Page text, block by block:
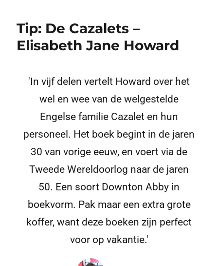
Tip: De Cazalets –
Elisabeth Jane Howard
'In vijf delen vertelt Howard over het
wel en wee van de welgestelde
Engelse familie Cazalet en hun
personeel. Het boek begint in de jaren
30 van vorige eeuw, en voert via de
Tweede Wereldoorlog naar de jaren
50. Een soort Downton Abby in
boekvorm. Pak maar een extra grote
koffer, want deze boeken zijn perfect
voor op vakantie.'